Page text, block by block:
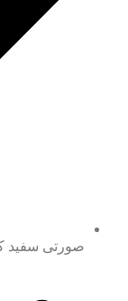
صورتی سفید کد